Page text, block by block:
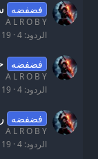
فضفضه
A L R O B Y
الردود 4 19 يوليو 2026
فضفضه
A L R O B Y
الردود 4 19 يوليو 2026
فضفضه
A L R O B Y
الردود 4 19 يوليو 2026